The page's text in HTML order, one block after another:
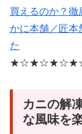
買えるのか？徹
かに本舗／匠本
た
カニの解
な風味を